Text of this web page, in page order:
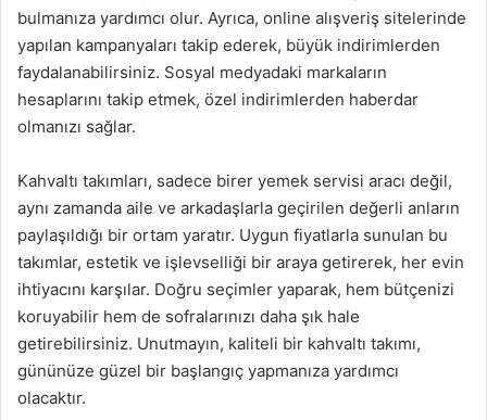
bulmanıza yardımcı olur. Ayrıca, online alışveriş sitelerinde
yapılan kampanyaları takip ederek, büyük indirimlerden
faydalanabilirsiniz. Sosyal medyadaki markaların
hesaplarını takip etmek, özel indirimlerden haberdar
olmanızı sağlar.
Kahvaltı takımları, sadece birer yemek servisi aracı değil,
aynı zamanda aile ve arkadaşlarla geçirilen değerli anların
paylaşıldığı bir ortam yaratır. Uygun fiyatlarla sunulan bu
takımlar, estetik ve işlevselliği bir araya getirerek, her evin
ihtiyacını karşılar. Doğru seçimler yaparak, hem bütçenizi
koruyabilir hem de sofralarınızı daha şık hale
getirebilirsiniz. Unutmayın, kaliteli bir kahvaltı takımı,
gününüze güzel bir başlangıç yapmanıza yardımcı
olacaktır.